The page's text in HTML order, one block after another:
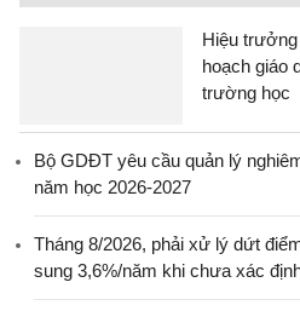
Hiệu
hoạch giáo
trường học
Bộ GDĐT yêu cầu quản lý
năm học 2026-2027
Tháng 8/2026, phải xử lý dứt
sung 3,6%/năm khi chưa xác